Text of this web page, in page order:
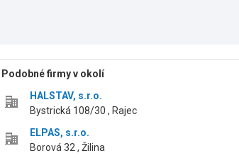
Podobné firmy v okolí
HALSTAV, s.r.o.
Bystrická 108/30 , Rajec
ELPAS, s.r.o.
Borová 32 , Žilina